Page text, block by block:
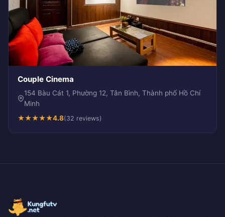
Couple Cinema
154 Bàu Cát 1, Phường 12, Tân Bình, Thành phố Hồ Chí
Minh
★★★★★4.8(32 reviews)